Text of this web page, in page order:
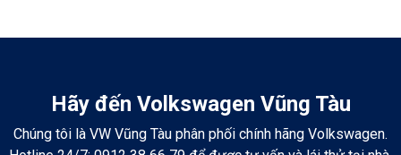
Hãy đến Volkswagen Vũng Tàu
Chúng tôi là VW Vũng Tàu phân phối chính hãng Volkswagen.